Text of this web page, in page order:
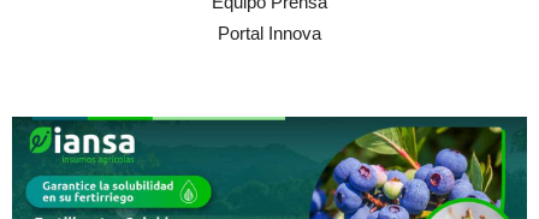
Portal Innova